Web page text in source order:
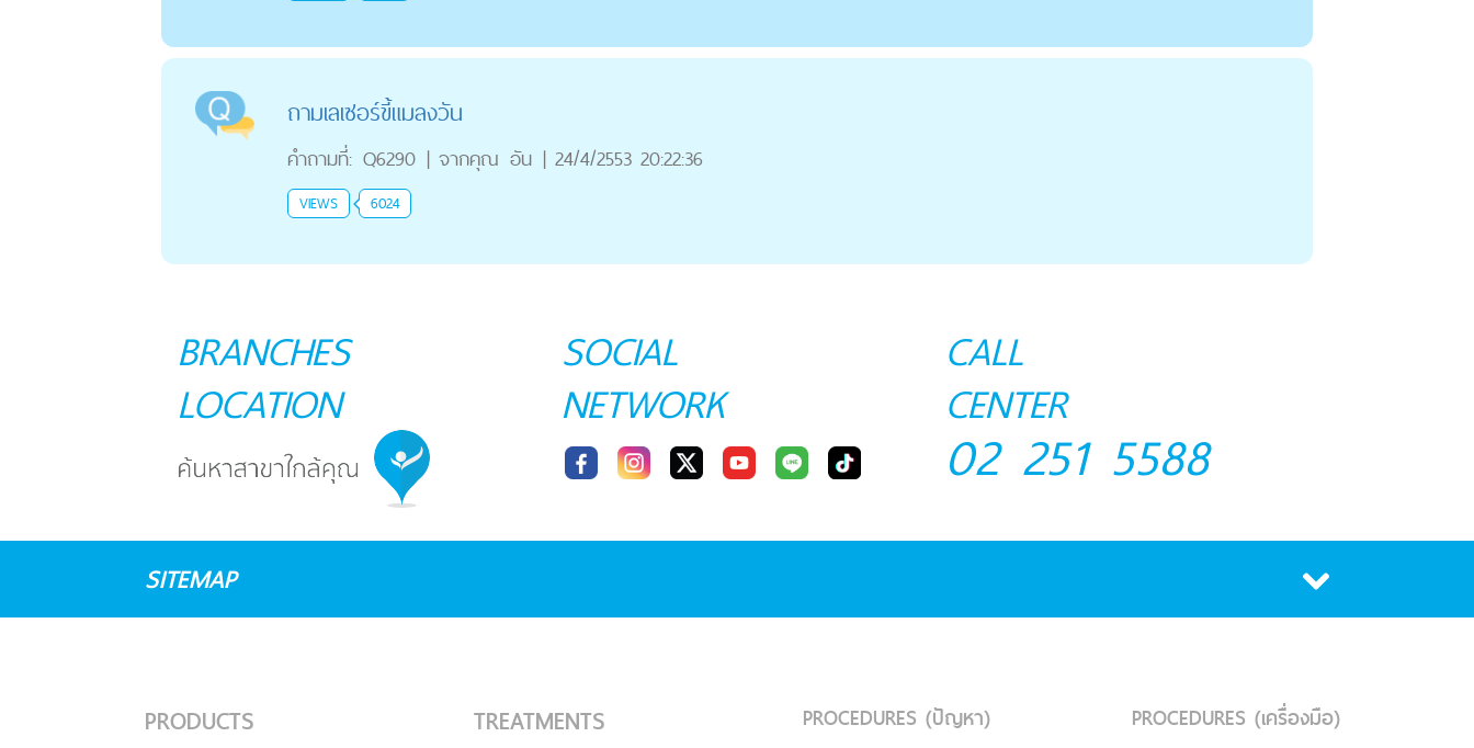
ถามเลเซอร์ขี้แมลงวัน
คำถามที่: Q6290 | จากคุณ อัน | 24/4/2553 20:22:36
VIEWS 6024
BRANCHES
LOCATION
SOCIAL
NETWORK
CALL
CENTER
02 251 5588
SITEMAP
PRODUCTS TREATMENTS
PROCEDURES (ปัญหา)
PROCEDURES (เครื่องมือ)